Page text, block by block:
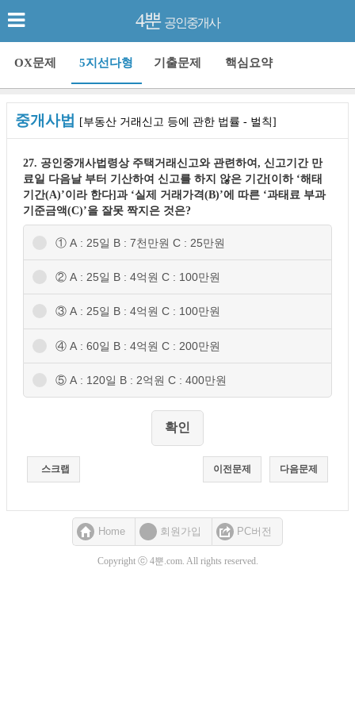
4뿐 공인중개사
OX문제 5지선다형 기출문제 핵심요약
중개사법 [부동산 거래신고 등에 관한 법률 - 벌칙]
27. 공인중개사법령상 주택거래신고와 관련하여, 신고기간 만
료일 다음날 부터 기산하여 신고를 하지 않은 기간[이하 ‘해태
기간(A)’이라 한다]과 ‘실제 거래가격(B)’에 따른 ‘과태료 부과
기준금액(C)’을 잘못 짝지은 것은?
① A : 25일 B : 7천만원 C : 25만원
② A : 25일 B : 4억원 C : 100만원
③ A : 25일 B : 4억원 C : 100만원
④ A : 60일 B : 4억원 C : 200만원
⑤ A : 120일 B : 2억원 C : 400만원
스크랩 다음문제
이전문제
Home 회원가입 PC버전
Copyright ⓒ 4뿐.com. All rights reserved.